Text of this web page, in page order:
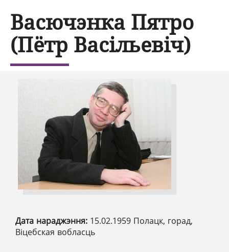
Васючэнка Пятро
(Пётр Васільевіч)
Дата нараджэння: 15.02.1959 Полацк, горад,
Віцебская вобласць